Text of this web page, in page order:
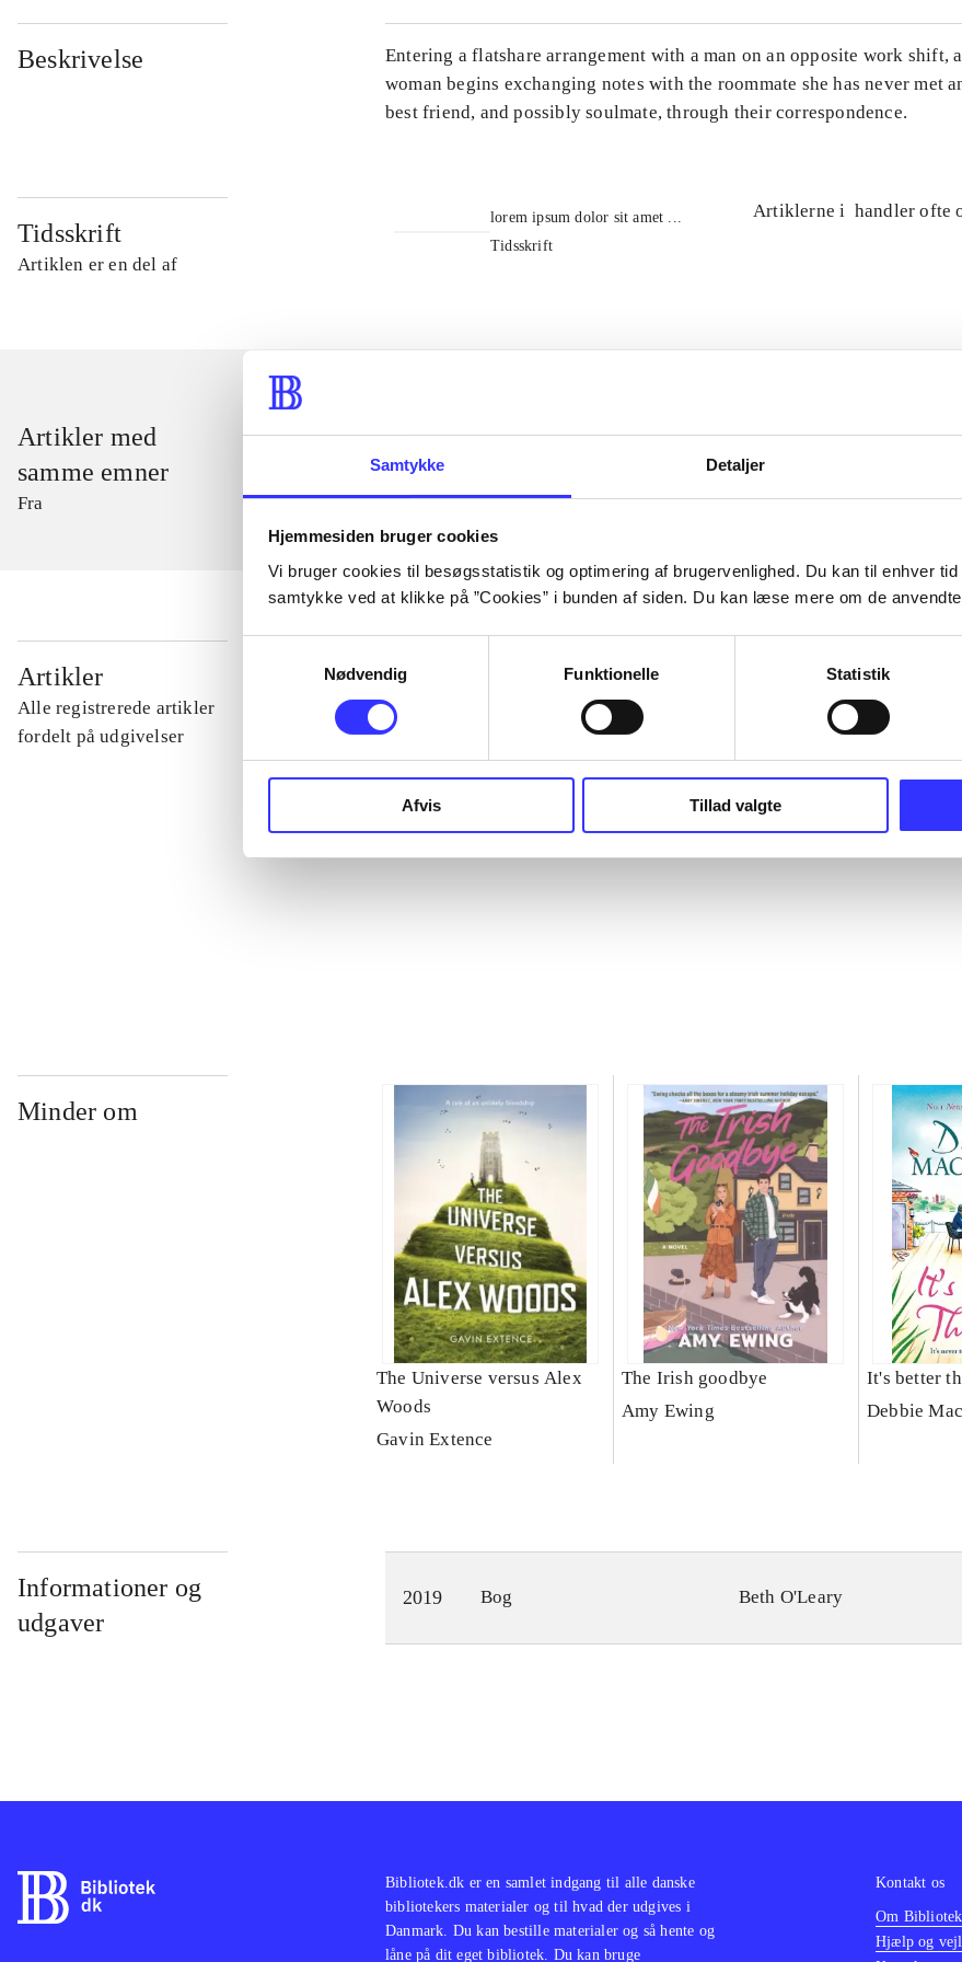
Samtykke Detaljer
Hjemmesiden bruger cookies
Vi bruger cookies til besøgsstatistik og optimering af brugervenlighed. Du kan til enhver
samtykke ved at klikke på ”Cookies” i bunden af siden. Du kan læse mere om de
Nødvendig
Funktionelle Statistik
Afvis Tillad valgte
Beskrivelse
Entering a flatshare arrangement with a man on an opposite work shift,
woman begins exchanging notes with the roommate she has never met
best friend, and possibly soulmate, through their correspondence.
Tidsskrift
Artiklen er en del af
lorem ipsum dolor sit amet ...
Tidsskrift
Artiklerne i handler ofte
Artikler med
samme emner
Fra
Artikler
Alle registrerede artikler
fordelt på udgivelser
...
Minder om
The Universe versus Alex
Woods
Gavin Extence
The Irish goodbye
Amy Ewing
It's better
Debbie
Informationer og
udgaver
2019 Bog Beth O'Leary
Bibliotek.dk er en samlet indgang til alle danske
bibliotekers materialer og til hvad der udgives i
Danmark. Du kan bestille materialer og så hente og
låne på dit eget bibliotek. Du kan bruge
Kontakt os
Om
Hjælp og